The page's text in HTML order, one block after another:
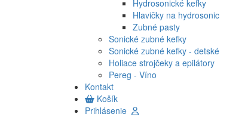
Hydrosonické kefky
Hlavičky na hydrosonic
Zubné pasty
Sonické zubné kefky
Sonické zubné kefky - detské
Holiace strojčeky a epilátory
Pereg - Víno
Kontakt
Košík
Prihlásenie